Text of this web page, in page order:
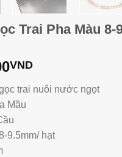
Trai Pha Màu 8-
VND
trai nuôi nước ngọt
Mầu
9.5mm/ hạt